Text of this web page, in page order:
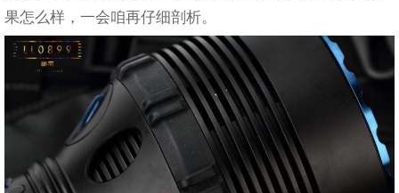
果怎么样，一会咱再仔细剖析。